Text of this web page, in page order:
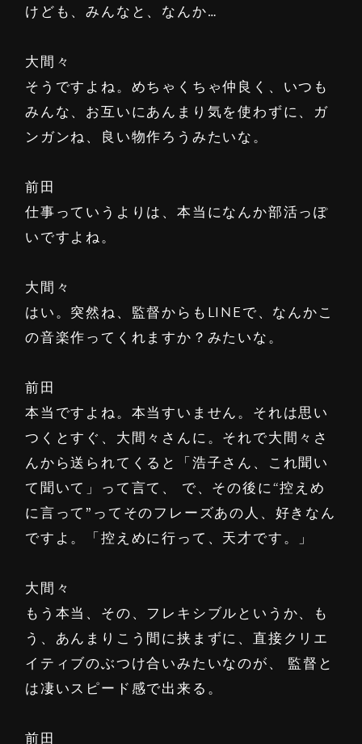
けども、みんなと、なんか…
大間々
そうですよね。めちゃくちゃ仲良く、いつも
みんな、お互いにあんまり気を使わずに、ガ
ンガンね、良い物作ろうみたいな。
前田
仕事っていうよりは、本当になんか部活っぽ
いですよね。
大間々
はい。突然ね、監督からもLINEで、なんかこ
の音楽作ってくれますか？みたいな。
前田
本当ですよね。本当すいません。それは思い
つくとすぐ、大間々さんに。それで大間々さ
んから送られてくると「浩子さん、これ聞い
て聞いて」って言て、 で、その後に“控えめ
に言って”ってそのフレーズあの人、好きなん
ですよ。「控えめに行って、天才です。」
大間々
もう本当、その、フレキシブルというか、も
う、あんまりこう間に挟まずに、直接クリエ
イティブのぶつけ合いみたいなのが、 監督と
は凄いスピード感で出来る。
前田